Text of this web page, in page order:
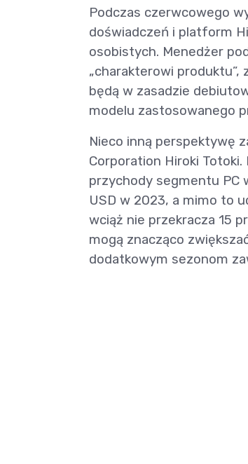
Podczas czerwcowego
doświadczeń i platform
osobistych. Menedżer
„charakterowi produktu”,
będą w zasadzie
modelu zastosowanego
Nieco inną perspektywę
Corporation Hiroki
przychody segmentu PC
USD w 2023, a mimo to
wciąż nie przekracza 15
mogą znacząco
dodatkowym sezonom